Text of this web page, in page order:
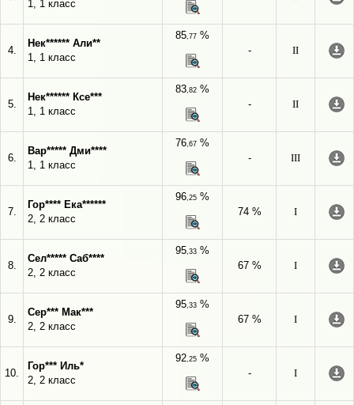
1, 1 класс
4.
Нек****** Али**
1, 1 класс
85,77 %
-
II
5.
Нек****** Ксе***
1, 1 класс
83,82 %
-
II
6.
Вар***** Дми****
1, 1 класс
76,67 %
-
III
7.
Гор**** Ека******
2, 2 класс
96,25 %
74 %
I
8.
Сел***** Саб****
2, 2 класс
95,33 %
67 %
I
9.
Сер*** Мак***
2, 2 класс
95,33 %
67 %
I
10.
Гор*** Иль*
2, 2 класс
92,25 %
-
I